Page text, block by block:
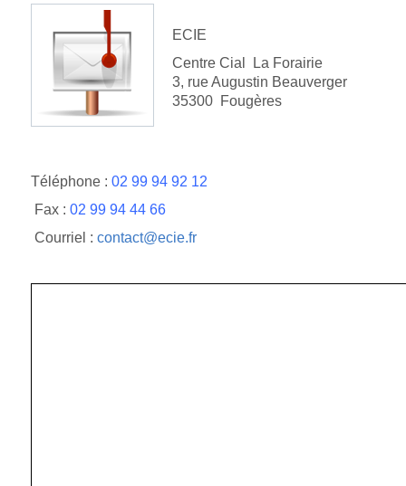
ECIE
Centre Cial La Forairie
3, rue Augustin Beauverger
35300 Fougères
Téléphone : 02 99 94 92 12
Fax : 02 99 94 44 66
Courriel : contact@ecie.fr